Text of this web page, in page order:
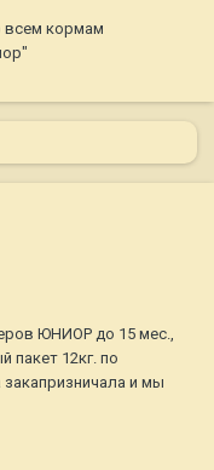
всем кормам
ЮНИОР до 15 мес.,
пакет 12кг. по
и мы